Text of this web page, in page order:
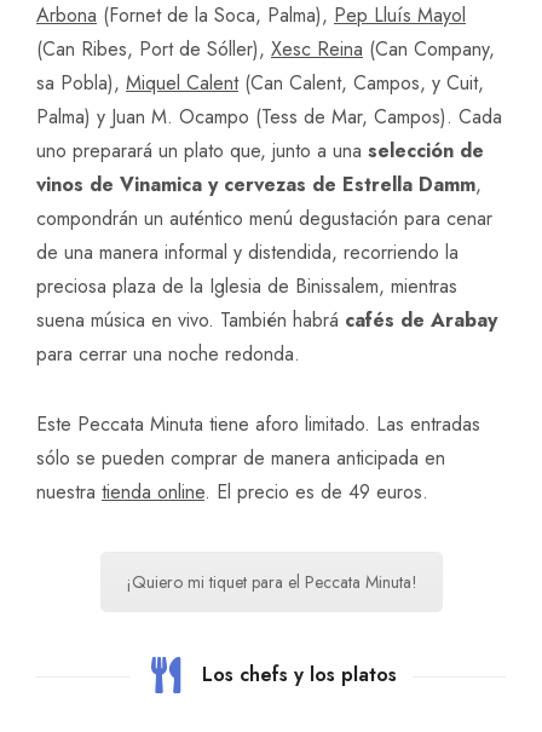
Arbona (Fornet de la Soca, Palma), Pep Lluís Mayol
(Can Ribes, Port de Sóller), Xesc Reina (Can Company,
sa Pobla), Miquel Calent(Can Calent, Campos, y Cuit,
Palma) y Juan M. Ocampo (Tess de Mar, Campos). Cada
uno preparará un plato que, junto a una selección de
vinos de Vinamica y cervezas de Estrella Damm,
compondrán un auténtico menú degustación para cenar
de una manera informal y distendida, recorriendo la
preciosa plaza de la Iglesia de Binissalem, mientras
suena música en vivo. También habrá cafés de Arabay
para cerrar una noche redonda.
Este Peccata Minuta tiene aforo limitado. Las entradas
sólo se pueden comprar de manera anticipada en
nuestra tienda online. El precio es de 49 euros.
¡Quiero mi tiquet para el Peccata Minuta!
Los chefs y los platos